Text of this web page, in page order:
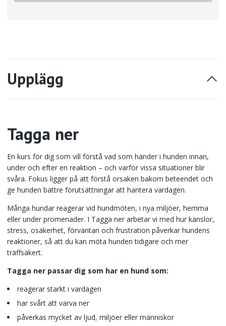
Upplägg
Tagga ner
En kurs för dig som vill förstå vad som händer i hunden innan,
under och efter en reaktion – och varför vissa situationer blir
svåra. Fokus ligger på att förstå orsaken bakom beteendet och
ge hunden bättre förutsättningar att hantera vardagen.
Många hundar reagerar vid hundmöten, i nya miljöer, hemma
eller under promenader. I Tagga ner arbetar vi med hur känslor,
stress, osäkerhet, förväntan och frustration påverkar hundens
reaktioner, så att du kan möta hunden tidigare och mer
träffsäkert.
Tagga ner passar dig som har en hund som:
reagerar starkt i vardagen
har svårt att varva ner
påverkas mycket av ljud, miljöer eller människor